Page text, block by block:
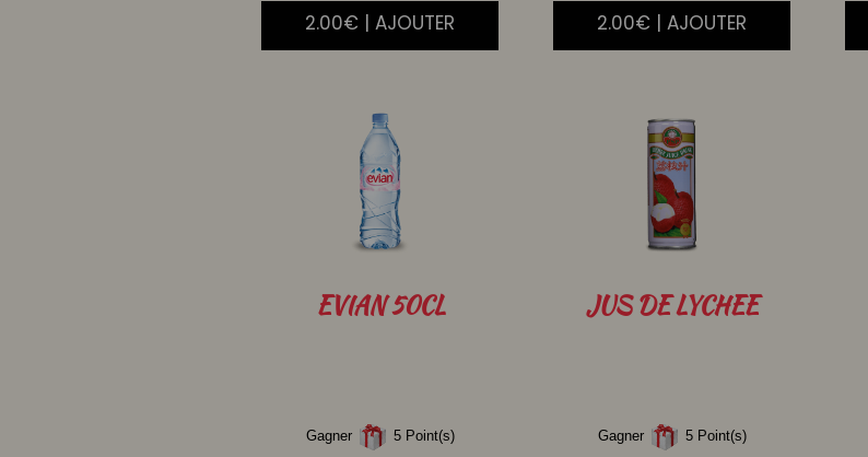
2.00€ | AJOUTER 2.00€ | AJOUTER
EVIAN50CL
Gagner 5 Point(s)
JUSDE LYCHEE
Gagner 5 Point(s)